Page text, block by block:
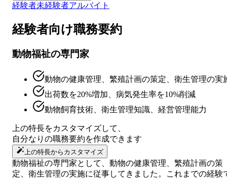
経験者未経験者アルバイト
経験者向け職務要約
動物福祉の専門家
動物の健康管理、繁殖計画の策定、衛生管理の実
出荷数を20%増加、病気発生率を10%削減
動物飼育技術、衛生管理知識、経営管理能力
上の特長をカスタマイズして、
自分なりの職務要約を作成できます
上の特長からカスタマイズ
動物福祉の専門家として、動物の健康管理、繁殖計画の策
定、衛生管理の実施に従事してきました。これまでの経験